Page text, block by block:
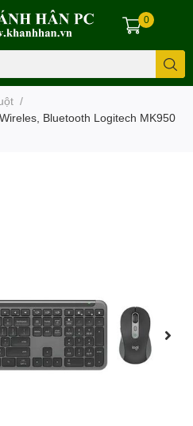
0
/
Bluetooth Logitech MK950